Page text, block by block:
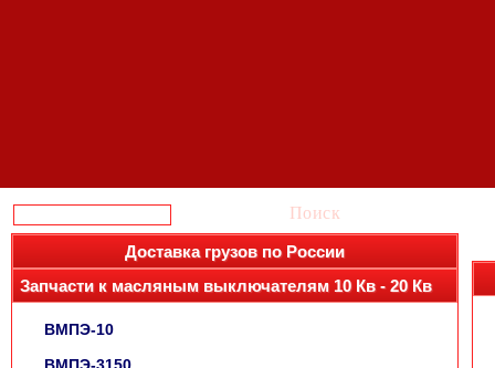
Поиск
Доставка грузов по России
Запчасти к масляным выключателям 10 Кв - 20 Кв
ВМПЭ-10